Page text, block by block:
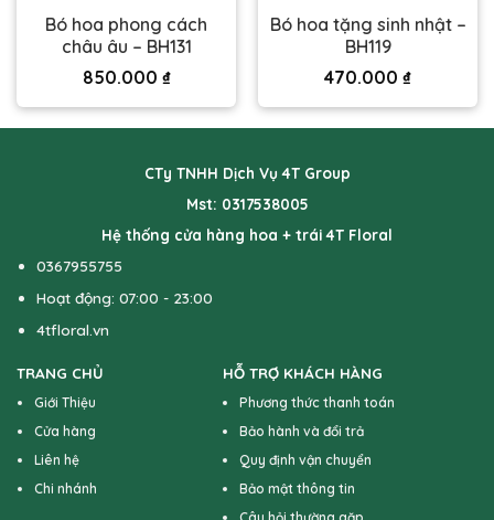
Bó hoa phong cách
châu âu – BH131
850.000 ₫
Bó hoa tặng sinh nhật –
BH119
470.000 ₫
CTy TNHH Dịch Vụ 4T Group
Mst: 0317538005
Hệ thống cửa hàng hoa + trái 4T Floral
0367955755
Hoạt động: 07:00 - 23:00
4tfloral.vn
TRANG CHỦ
Giới Thiệu
Cửa hàng
Liên hệ
Chi nhánh
HỖ TRỢ KHÁCH HÀNG
Phương thức thanh toán
Bảo hành và đổi trả
Quy định vận chuyển
Bảo mật thông tin